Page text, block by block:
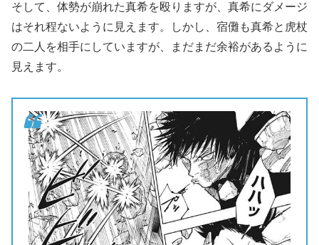
そして、体勢が崩れた真希を殴りますが、真希にダメージ
はそれ程ないように見えます。しかし、宿儺も真希と虎杖
の二人を相手にしていますが、まだまだ余裕があるように
見えます。